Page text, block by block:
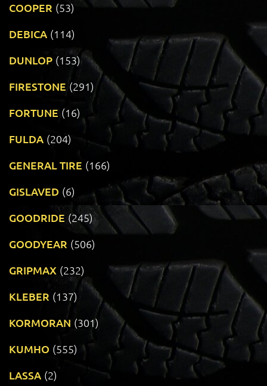
COOPER (53)
DEBICA (114)
DUNLOP (153)
FIRESTONE (291)
FORTUNE (16)
FULDA (204)
GENERAL TIRE (166)
GISLAVED (6)
GOODRIDE (245)
GOODYEAR (506)
GRIPMAX (232)
KLEBER (137)
KORMORAN (301)
KUMHO (555)
LASSA (2)